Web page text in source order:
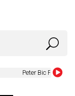
Peter Bic Project -